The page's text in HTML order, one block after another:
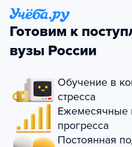
Готовим к
вузы России
Обучение в
стресса
Ежемесячные
прогресса
Постоянная